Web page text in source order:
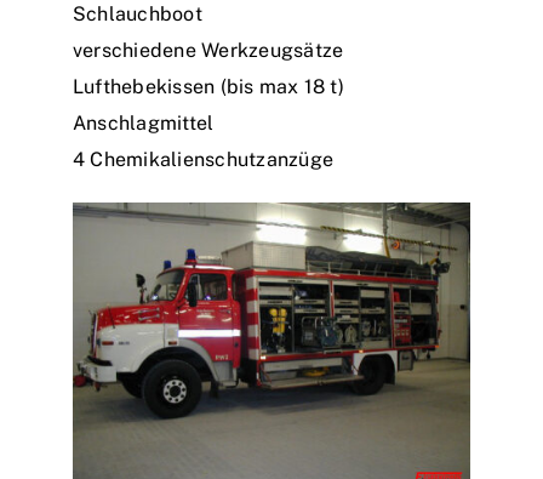
Schlauchboot
verschiedene Werkzeugsätze
Lufthebekissen (bis max 18 t)
Anschlagmittel
4 Chemikalienschutzanzüge